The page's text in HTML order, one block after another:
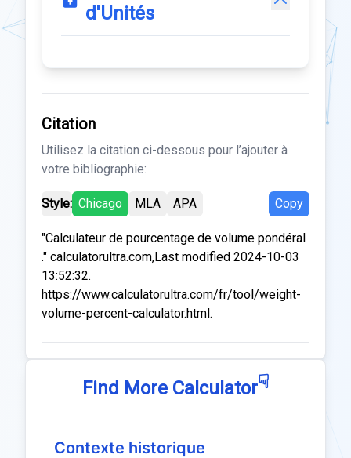
d'Unités
Citation
Utilisez la citation ci-dessous pour l’ajouter à
votre bibliographie:
Style: Chicago MLA APA Copy
"Calculateur de pourcentage de volume pondéral
." calculatorultra.com,Last modified 2024-10-03
13:52:32.
https://www.calculatorultra.com/fr/tool/weight-
volume-percent-calculator.html.
Find More Calculator☟
Contexte historique